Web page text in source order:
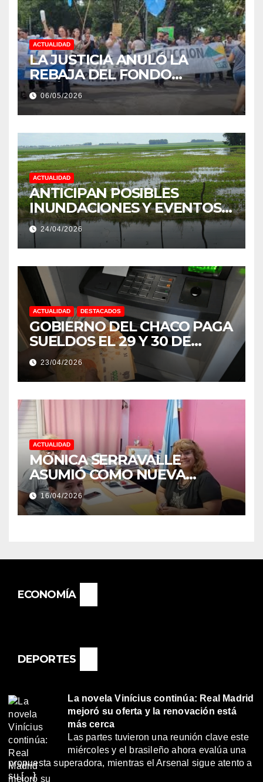
ACTUALIDAD
LA JUSTICIA ANULÓ LA
REBAJA DEL FONDO
ESTÍMULO A EMPLEADOS DE
PRODUCCIÓN DE LA
PROVINCIA DEL CHACO
06/05/2026
ACTUALIDAD
ANTICIPAN POSIBLES
INUNDACIONES Y EVENTOS
EXTREMOS: “PODRÍA SER UN
NIÑO MUY IMPORTANTE”
24/04/2026
ACTUALIDAD DESTACADOS
GOBIERNO DEL CHACO PAGA
SUELDOS EL 29 Y 30 DE
ABRIL, CON EL 2% DE
AUMENTO
23/04/2026
ACTUALIDAD
MÓNICA SERRAVALLE
ASUMIÓ COMO NUEVA
DIRECTORA DEL E.E.S. N° 82
«RENÉ FAVALORO» DE
BASAIL.
16/04/2026
ECONOMÍA
DEPORTES
La novela Vinícius continúa: Real Madrid
mejoró su oferta y la renovación está
más cerca
Las partes tuvieron una reunión clave este
miércoles y el brasileño ahora evalúa una
propuesta superadora, mientras el Arsenal sigue atento a
su […]